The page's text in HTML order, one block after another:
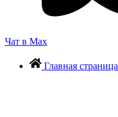
Чат в Max
Главная страница